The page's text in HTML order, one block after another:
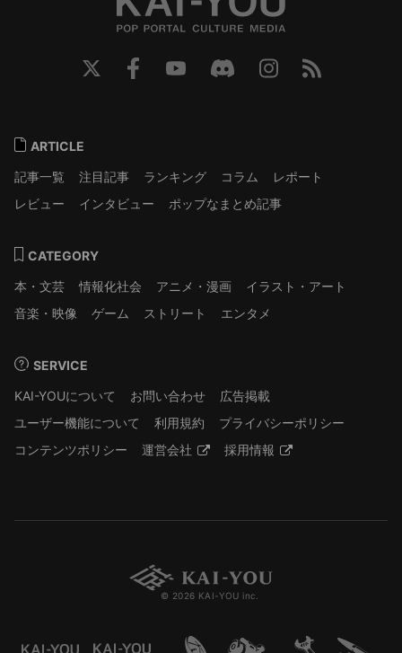
ARTICLE
記事一覧
注目記事 ランキング コラム
レポート
レビュー
インタビュー ポップなまとめ記事
CATEGORY
本・文芸
情報化社会 アニメ・漫画
イラスト・アート
音楽・映像
ゲーム ストリート エンタメ
SERVICE
KAI-YOUについて
お問い合わせ
広告掲載
ユーザー機能について
利用規約
プライバシーポリシー
コンテンツポリシー
運営会社 採用情報
© 2026 KAI-YOU inc.